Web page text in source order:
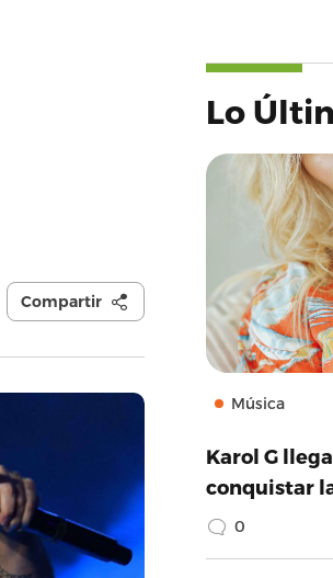
Compartir
Lo
Música
Karol G
conquistar
0